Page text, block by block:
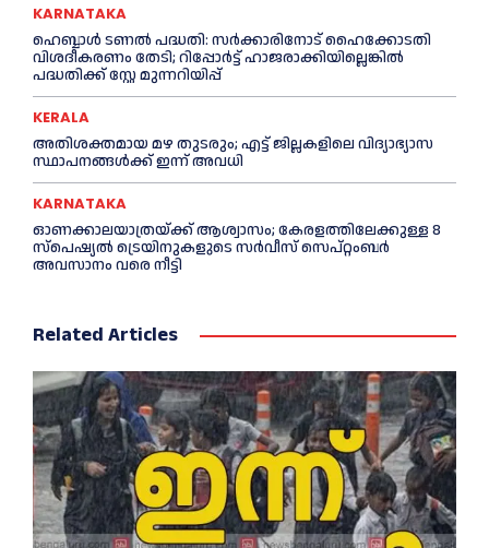
KARNATAKA
ഹെബ്ബാൾ ടണൽ പദ്ധതി: സർക്കാരിനോട് ഹൈക്കോടതി
വിശദീകരണം തേടി; റിപ്പോർട്ട് ഹാജരാക്കിയില്ലെങ്കിൽ
പദ്ധതിക്ക് സ്റ്റേ മുന്നറിയിപ്പ്
KERALA
അതിശക്തമായ മഴ തുടരും; എട്ട് ജി​ല്ല​ക​ളി​ലെ വി​ദ്യാ​ഭ്യാ​സ
സ്ഥാ​പ​ന​ങ്ങ​ൾ​ക്ക് ഇ​ന്ന് അ​വ​ധി
KARNATAKA
ഓണക്കാലയാത്രയ്ക്ക് ആശ്വാസം; കേരളത്തിലേക്കുള്ള 8
സ്പെഷ്യൽ ട്രെയിനുകളുടെ സർവീസ് സെപ്റ്റംബർ
അവസാനം വരെ നീട്ടി
Related Articles